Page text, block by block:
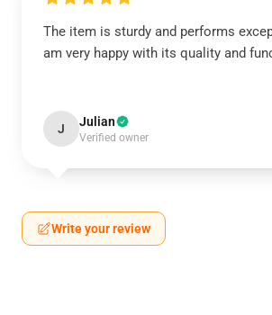
The item is sturdy and performs
am very happy with its quality and
J Julian
Verified owner
Write your review